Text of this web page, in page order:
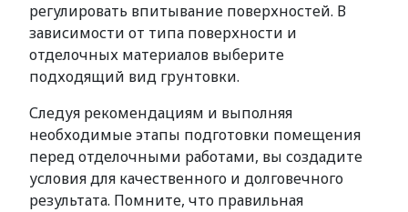
регулировать впитывание поверхностей. В
зависимости от типа поверхности и
отделочных материалов выберите
подходящий вид грунтовки.
Следуя рекомендациям и выполняя
необходимые этапы подготовки помещения
перед отделочными работами, вы создадите
условия для качественного и долговечного
результата. Помните, что правильная